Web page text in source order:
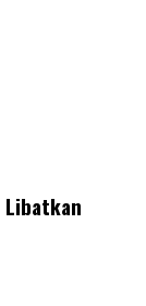
Libatkan